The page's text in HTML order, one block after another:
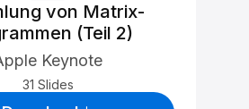
von Matrix-
(Teil 2)
Keynote
31 Slides